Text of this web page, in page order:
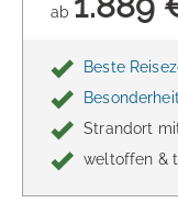
ab
Beste
Strandort
weltoffen &